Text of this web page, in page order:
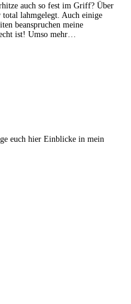
auch so fest im Griff? Über
total lahmgelegt. Auch einige
beanspruchen meine
ist! Umso mehr…
euch hier Einblicke in mein